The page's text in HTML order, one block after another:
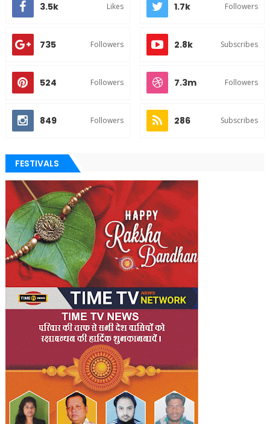
3.5k Likes 1.7k Followers
735 Followers 2.8k Subscribes
524 Followers 7.3m Followers
849 Followers 286 Subscribes
FESTIVALS